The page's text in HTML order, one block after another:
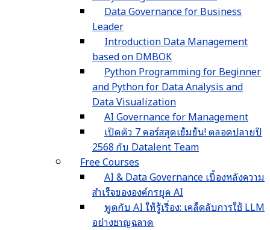
Data Governance for Business
Leader
Introduction Data Management
based on DMBOK
Python Programming for Beginner
and Python for Data Analysis and
Data Visualization
AI Governance for Management
เปิดตัว 7 คอร์สสุดเข้มข้น! ตลอดปลายปี
2568 กับ Datalent Team
Free Courses
AI & Data Governance เบื้องหลังความ
สำเร็จขององค์กรยุค AI
พูดกับ AI ให้รู้เรื่อง: เคล็ดลับการใช้ LLM
อย่างชาญฉลาด